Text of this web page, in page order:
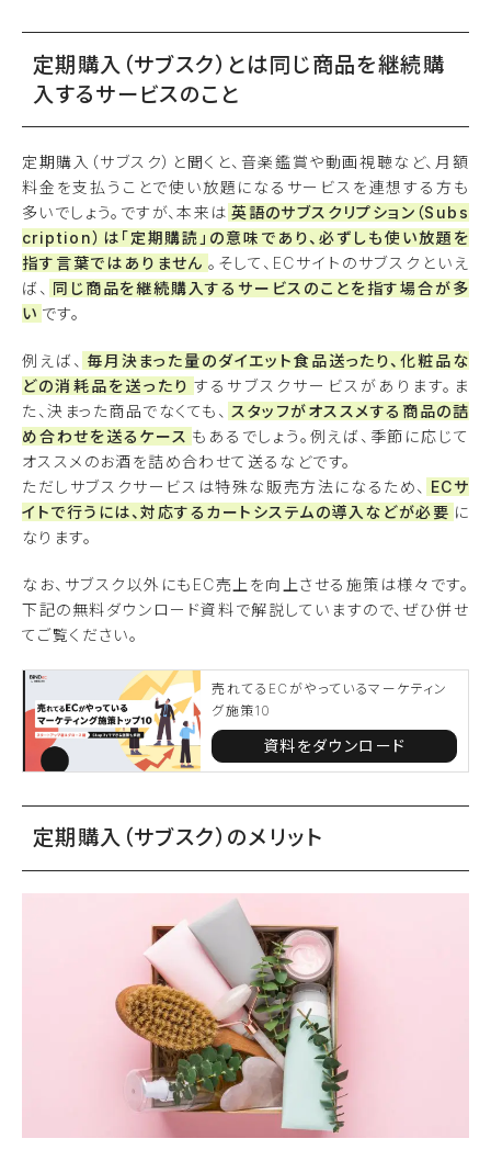
定期購入（サブスク）とは同じ商品を継続購
入するサービスのこと
定期購入（サブスク）と聞くと、音楽鑑賞や動画視聴など、月額
料金を支払うことで使い放題になるサービスを連想する方も
多いでしょう。ですが、本来は 英語のサブスクリプション（Subs
cription）は「定期購読」の意味であり、必ずしも使い放題を
指す言葉ではありません 。そして、ECサイトのサブスクといえ
ば、 同じ商品を継続購入するサービスのことを指す場合が多
い です。
例えば、 毎月決まった量のダイエット食品送ったり、化粧品な
どの消耗品を送ったり するサブスクサービスがあります。ま
た、決まった商品でなくても、 スタッフがオススメする商品の詰
め合わせを送るケース もあるでしょう。例えば、季節に応じて
オススメのお酒を詰め合わせて送るなどです。
ただしサブスクサービスは特殊な販売方法になるため、 ECサ
イトで行うには、対応するカートシステムの導入などが必要 に
なります。
なお、サブスク以外にもEC売上を向上させる施策は様々です。
下記の無料ダウンロード資料で解説していますので、ぜひ併せ
てご覧ください。
売れてるECがやっているマーケティン
グ施策10
資料をダウンロード
定期購入（サブスク）のメリット